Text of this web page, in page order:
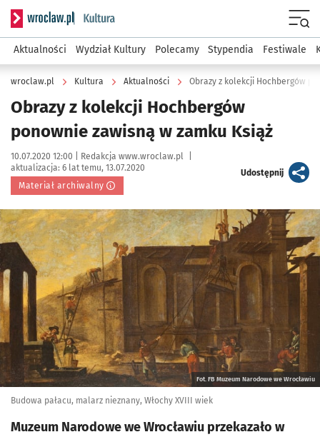
Serwis informacyjny wroclaw.pl podserwis: Kultura
Aktualności Wydział Kultury Polecamy Stypendia Festiwale
wroclaw.pl Kultura Aktualności Obrazy z kolekcji Hochbergów
Obrazy z kolekcji Hochbergów
ponownie zawisną w zamku Książ
Data publikacji:
10.07.2020 12:00 | Autor:
Redakcja www.wroclaw.pl
aktualizacja: 6 lat temu, 13.07.2020
Materiał archiwalny
Udostępnijartykuł
Kliknij, aby powiększyć
Fot. FB Muzeum Narodowe we Wrocławiu
Budowa pałacu, malarz nieznany, Włochy XVIII wiek
Muzeum Narodowe we Wrocławiu przekazało w